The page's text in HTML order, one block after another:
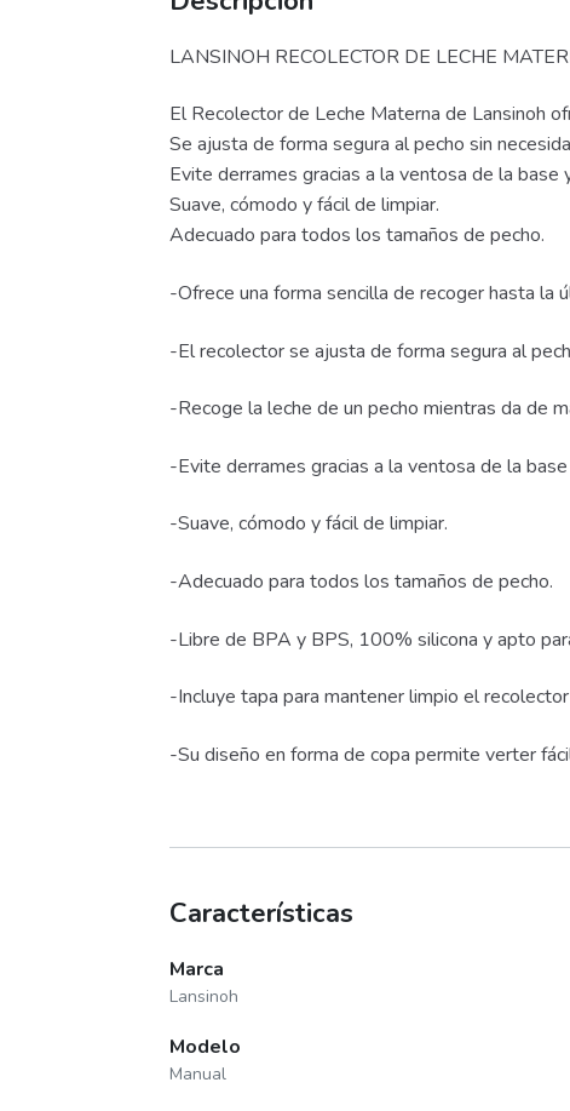
LANSINOH RECOLECTOR DE LECHE
El Recolector de Leche Materna de Lansinoh
Se ajusta de forma segura al pecho sin
Evite derrames gracias a la ventosa de la base
Suave, cómodo y fácil de limpiar.
Adecuado para todos los tamaños de pecho.
-Ofrece una forma sencilla de recoger hasta la
-El recolector se ajusta de forma segura al
-Recoge la leche de un pecho mientras da de
-Evite derrames gracias a la ventosa de la
-Suave, cómodo y fácil de limpiar.
-Adecuado para todos los tamaños de pecho.
-Libre de BPA y BPS, 100% silicona y apto
-Incluye tapa para mantener limpio el
-Su diseño en forma de copa permite verter
Características
Marca
Lansinoh
Modelo
Manual